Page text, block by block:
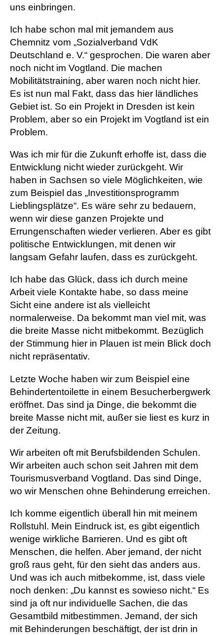
uns einbringen.
Ich habe schon mal mit jemandem aus
Chemnitz vom „Sozialverband VdK
Deutschland e. V.“ gesprochen. Die waren aber
noch nicht im Vogtland. Die machen
Mobilitätstraining, aber waren noch nicht hier.
Es ist nun mal Fakt, dass das hier ländliches
Gebiet ist. So ein Projekt in Dresden ist kein
Problem, aber so ein Projekt im Vogtland ist ein
Problem.
Was ich mir für die Zukunft erhoffe ist, dass die
Entwicklung nicht wieder zurückgeht. Wir
haben in Sachsen so viele Möglichkeiten, wie
zum Beispiel das „Investitionsprogramm
Lieblingsplätze“. Es wäre sehr zu bedauern,
wenn wir diese ganzen Projekte und
Errungenschaften wieder verlieren. Aber es gibt
politische Entwicklungen, mit denen wir
langsam Gefahr laufen, dass es zurückgeht.
Ich habe das Glück, dass ich durch meine
Arbeit viele Kontakte habe, so dass meine
Sicht eine andere ist als vielleicht
normalerweise. Da bekommt man viel mit, was
die breite Masse nicht mitbekommt. Bezüglich
der Stimmung hier in Plauen ist mein Blick doch
nicht repräsentativ.
Letzte Woche haben wir zum Beispiel eine
Behindertentoilette in einem Besucherbergwerk
eröffnet. Das sind ja Dinge, die bekommt die
breite Masse nicht mit, außer sie liest es kurz in
der Zeitung.
Wir arbeiten oft mit Berufsbildenden Schulen.
Wir arbeiten auch schon seit Jahren mit dem
Tourismusverband Vogtland. Das sind Dinge,
wo wir Menschen ohne Behinderung erreichen.
Ich komme eigentlich überall hin mit meinem
Rollstuhl. Mein Eindruck ist, es gibt eigentlich
wenige wirkliche Barrieren. Und es gibt oft
Menschen, die helfen. Aber jemand, der nicht
groß raus geht, für den sieht das anders aus.
Und was ich auch mitbekomme, ist, dass viele
noch denken: „Du kannst es sowieso nicht.“ Es
sind ja oft nur individuelle Sachen, die das
Gesamtbild mitbestimmen. Jemand, der sich
mit Behinderungen beschäftigt, der ist drin in